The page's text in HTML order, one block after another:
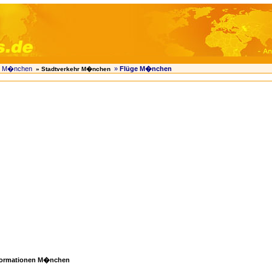
M�nchen » Stadtverkehr M�nchen » Flüge M�nchen
M�nchen